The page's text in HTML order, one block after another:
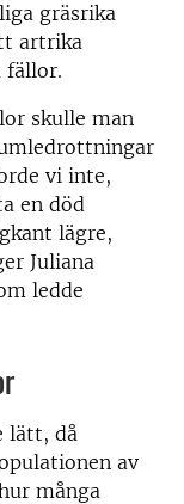
gräsrika
artrika
fällor.
skulle man
vi inte,
en död
lägre,
Juliana
ledde
lätt, då
av
många